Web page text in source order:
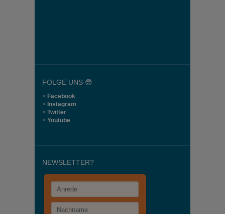
FOLGE UNS 😎
> Facebook
> Instagram
> Twitter
> Youtube
NEWSLETTER?